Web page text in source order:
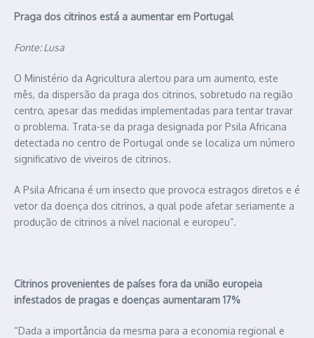
Praga dos citrinos está a aumentar em Portugal
Fonte: Lusa
O Ministério da Agricultura alertou para um aumento, este
mês, da dispersão da praga dos citrinos, sobretudo na região
centro, apesar das medidas implementadas para tentar travar
o problema. Trata-se da praga designada por Psila Africana
detectada no centro de Portugal onde se localiza um número
significativo de viveiros de citrinos.
A Psila Africana é um insecto que provoca estragos diretos e é
vetor da doença dos citrinos, a qual pode afetar seriamente a
produção de citrinos a nível nacional e europeu”.
Citrinos provenientes de países fora da união europeia
infestados de pragas e doenças aumentaram 17%
“Dada a importância da mesma para a economia regional e